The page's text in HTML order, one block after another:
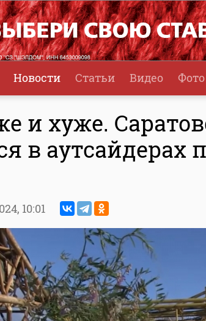
Новости Статьи Видео Фото
и хуже.
в аутсайдерах
10:01